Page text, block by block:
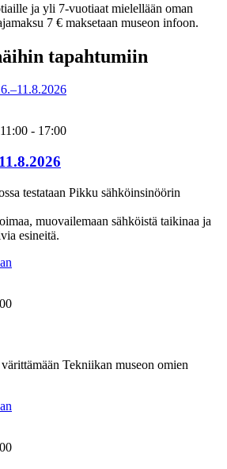
ja yli 7-vuotiaat mielellään oman
7 € maksetaan museon infoon.
tapahtumiin
11:00 - 17:00
testataan Pikku sähköinsinöörin
muovailemaan sähköistä taikinaa ja
esineitä.
Tekniikan museon omien